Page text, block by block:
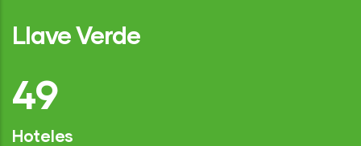
Llave Verde
75
Hoteles